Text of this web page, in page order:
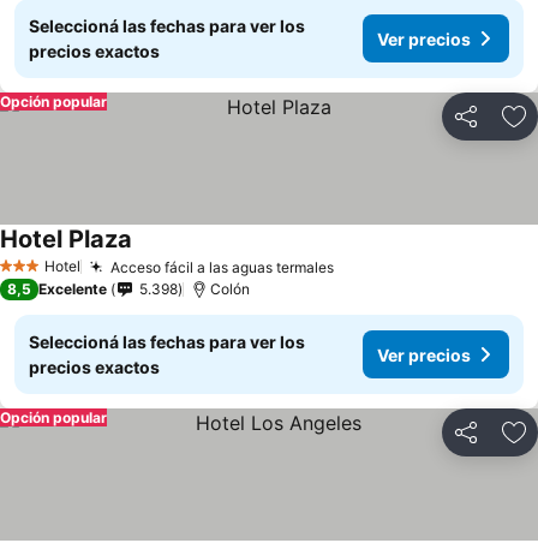
Seleccioná las fechas para ver los
precios exactos
Ver precios
Compartir
Opción popular
3 Estrellas
Hotel Acceso fácil a las aguas termales
Hotel Plaza
8,5 Excelente 5.398 Colón
Seleccioná las fechas para ver los
precios exactos
Ver precios
Compartir
Opción popular